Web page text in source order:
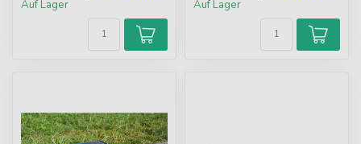
Auf Lager Auf Lager